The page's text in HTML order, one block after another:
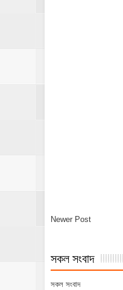
Newer Post
সকল সংবাদ
সকল সংবাদ